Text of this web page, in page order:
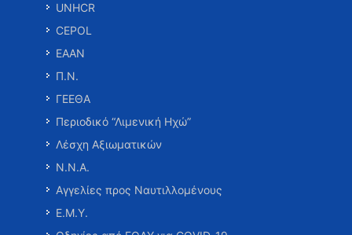
UNHCR
CEPOL
ΕΑΑΝ
Π.Ν.
ΓΕΕΘΑ
Περιοδικό “Λιμενική Ηχώ”
Λέσχη Αξιωματικών
Ν.Ν.Α.
Αγγελίες προς Ναυτιλλομένους
Ε.Μ.Υ.